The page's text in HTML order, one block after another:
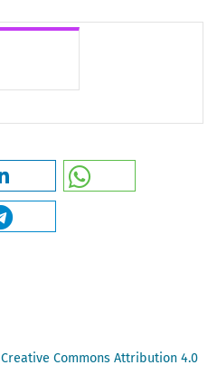
Creative Commons Attribution 4.0